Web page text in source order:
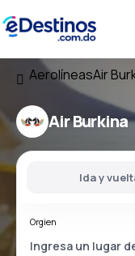
AerolíneasAir
Air Burkina
Ida y
Orgien